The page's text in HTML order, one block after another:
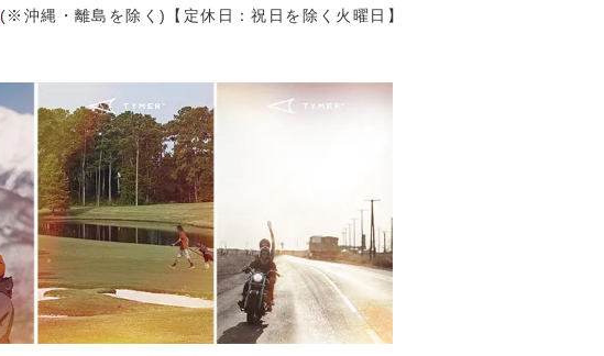
(※沖縄・離島を除く)【定休日：祝日を除く火曜日】